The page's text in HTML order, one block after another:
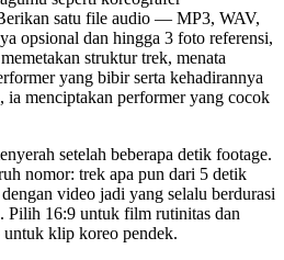
satu file audio — MP3, WAV,
opsional dan hingga 3 foto referensi,
struktur trek, menata
yang bibir serta kehadirannya
menciptakan performer yang cocok
setelah beberapa detik footage.
nomor: trek apa pun dari 5 detik
video jadi yang selalu berdurasi
Pilih 16:9 untuk film rutinitas dan
untuk klip koreo pendek.